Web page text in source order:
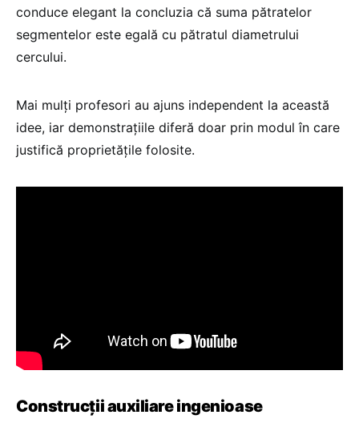
conduce elegant la concluzia că suma pătratelor
segmentelor este egală cu pătratul diametrului
cercului.
Mai mulți profesori au ajuns independent la această
idee, iar demonstrațiile diferă doar prin modul în care
justifică proprietățile folosite.
Construcții auxiliare ingenioase